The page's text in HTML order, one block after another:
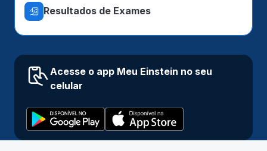
Resultados de Exames
Acesse o app Meu Einstein no seu
celular